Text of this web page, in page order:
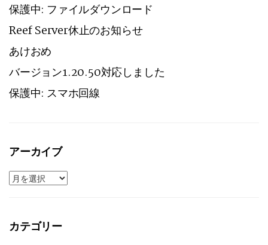
保護中: ファイルダウンロード
Reef Server休止のお知らせ
あけおめ
バージョン1.20.50対応しました
保護中: スマホ回線
アーカイブ
ア
ー
ブ
カテゴリー